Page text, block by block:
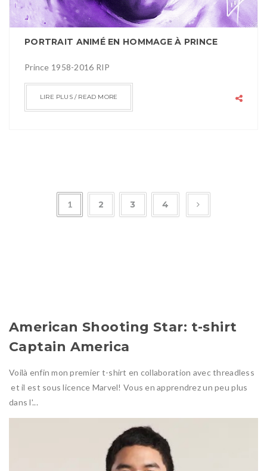
PORTRAIT ANIMÉ EN HOMMAGE À PRINCE
Prince 1958-2016 RIP
LIRE PLUS / READ MORE
1 2 3 4
American Shooting Star: t-shirt
Captain America
Voilà enfin mon premier t-shirt en collaboration avec threadless
et il est sous licence Marvel! Vous en apprendrez un peu plus
dans l'...